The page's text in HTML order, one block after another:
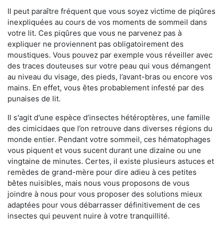
Il peut paraître fréquent que vous soyez victime de piqûres
inexpliquées au cours de vos moments de sommeil dans
votre lit. Ces piqûres que vous ne parvenez pas à
expliquer ne proviennent pas obligatoirement des
moustiques. Vous pouvez par exemple vous réveiller avec
des traces douteuses sur votre peau qui vous démangent
au niveau du visage, des pieds, l’avant-bras ou encore vos
mains. En effet, vous êtes probablement infesté par des
punaises de lit.
Il s'agit d'une espèce d’insectes hétéroptères, une famille
des cimicidaes que l’on retrouve dans diverses régions du
monde entier. Pendant votre sommeil, ces hématophages
vous piquent et vous sucent durant une dizaine ou une
vingtaine de minutes. Certes, il existe plusieurs astuces et
remèdes de grand-mère pour dire adieu à ces petites
bêtes nuisibles, mais nous vous proposons de vous
joindre à nous pour vous proposer des solutions mieux
adaptées pour vous débarrasser définitivement de ces
insectes qui peuvent nuire à votre tranquillité.